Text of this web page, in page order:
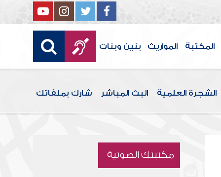
المكتبة المواريث بنين وبنات
الشجرة العلمية البث المباشر شارك بملفاتك
مكتبتك الصوتية